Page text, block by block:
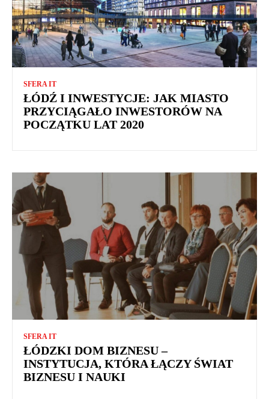
SFERA IT
ŁÓDŹ I INWESTYCJE: JAK MIASTO
PRZYCIĄGAŁO INWESTORÓW NA
POCZĄTKU LAT 2020
SFERA IT
ŁÓDZKI DOM BIZNESU –
INSTYTUCJA, KTÓRA ŁĄCZY ŚWIAT
BIZNESU I NAUKI